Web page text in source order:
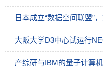
日本成立“数据空间联盟”
产综研与IBM的量子计算